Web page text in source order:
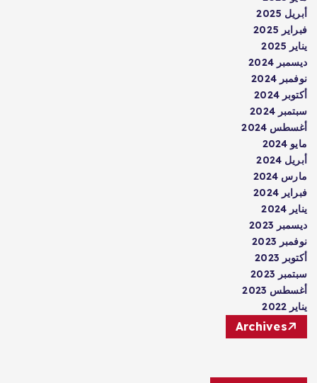
أبريل 2025
فبراير 2025
يناير 2025
ديسمبر 2024
نوفمبر 2024
أكتوبر 2024
سبتمبر 2024
أغسطس 2024
مايو 2024
أبريل 2024
مارس 2024
فبراير 2024
يناير 2024
ديسمبر 2023
نوفمبر 2023
أكتوبر 2023
سبتمبر 2023
أغسطس 2023
يناير 2022
Archives